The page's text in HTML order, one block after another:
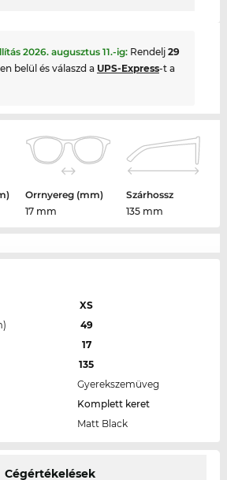
2026. augusztus 11.-ig: Rendelj 29
belül és válaszd a UPS-Express-t a
Orrnyereg (mm)
17 mm
Szárhossz
135 mm
XS
49
17
135
Gyerekszemüveg
Komplett keret
Matt Black
Cégértékelések